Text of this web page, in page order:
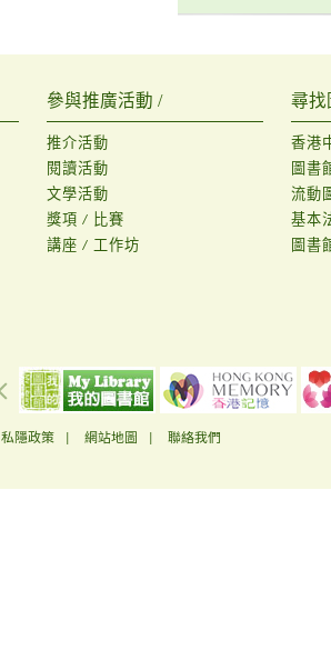
參與推廣活動 /
推介活動
閱讀活動
文學活動
獎項 / 比賽
講座 / 工作坊
尋找
香港
圖書
流動
基本
圖書
私隱政策 網站地圖 聯絡我們